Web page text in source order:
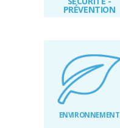
PUBLICATIONS
RÉGLEMENTAIRES
PRÉVENTION
ENVIRONNEMENT